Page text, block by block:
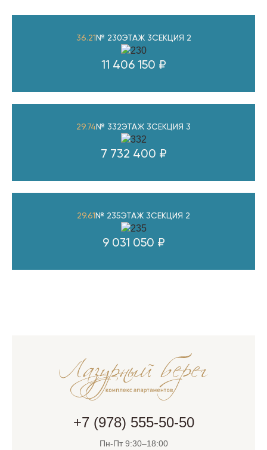
36.21 № 230ЭТАЖ 3СЕКЦИЯ 2
11 406 150 ₽
29.74 № 332ЭТАЖ 3СЕКЦИЯ 3
7 732 400 ₽
29.61 № 235ЭТАЖ 3СЕКЦИЯ 2
9 031 050 ₽
+7 (978) 555-50-50
Пн-Пт 9:30–18:00